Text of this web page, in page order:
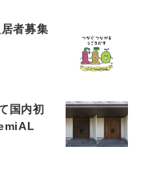
者募集
国内初